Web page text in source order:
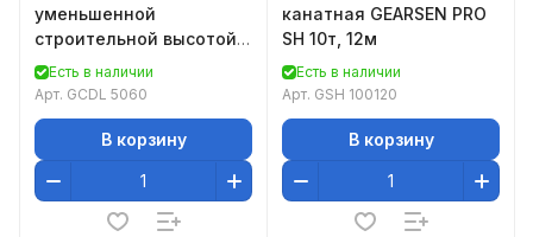
уменьшенной
строительной высотой
GEARSEN CDL 5060
Есть в наличии
Арт. GCDL 5060
В корзину
канатная GEARSEN PRO
SH 10т, 12м
Есть в наличии
Арт. GSH 100120
В корзину